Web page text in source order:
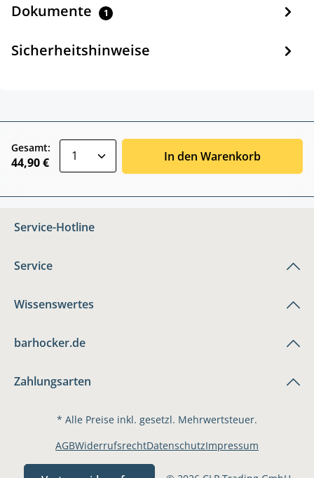
Dokumente 1
Sicherheitshinweise
Gesamt:
44,90 € In den Warenkorb
Service-Hotline
Service
Wissenswertes
barhocker.de
Zahlungsarten
* Alle Preise inkl. gesetzl. Mehrwertsteuer.
AGBWiderrufsrechtDatenschutzImpressum